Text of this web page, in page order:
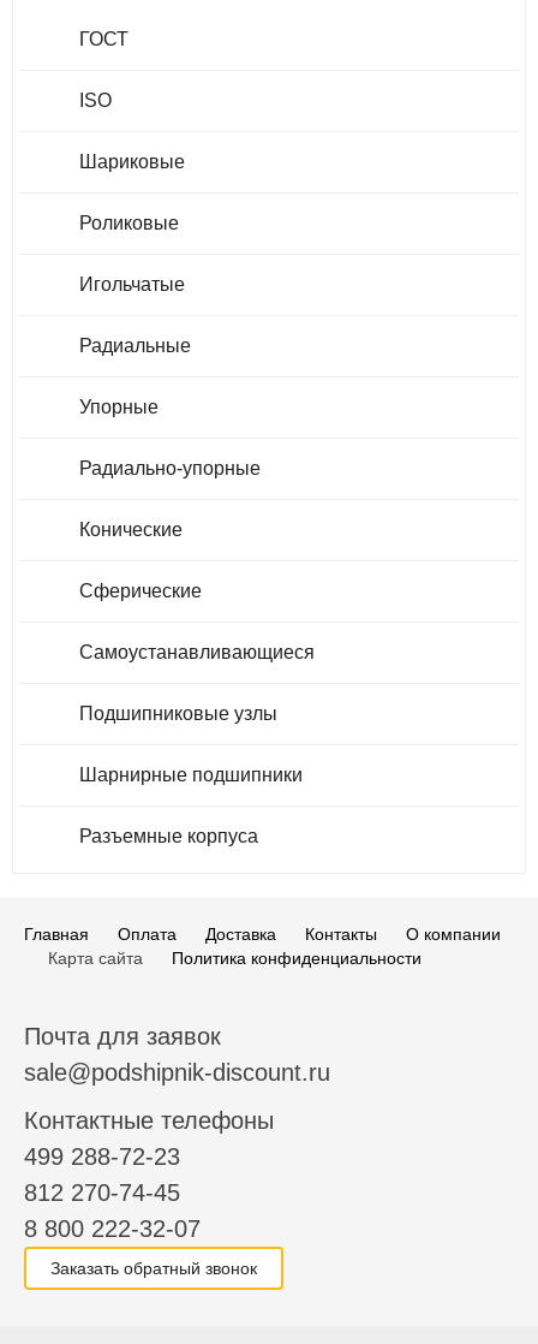
ГОСТ
ISO
Шариковые
Роликовые
Игольчатые
Радиальные
Упорные
Радиально-упорные
Конические
Сферические
Самоустанавливающиеся
Подшипниковые узлы
Шарнирные подшипники
Разъемные корпуса
Главная Оплата Доставка Контакты
О компании
Карта сайта
Политика конфиденциальности
Почта для заявок
sale@podshipnik-discount.ru
Контактные телефоны
499 288-72-23
812 270-74-45
8 800 222-32-07
Заказать обратный звонок